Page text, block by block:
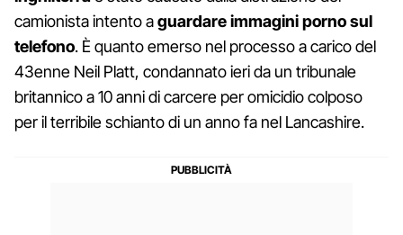
camionista intento aguardare immagini porno sul
telefono. È quanto emerso nel processo a carico del
43enne Neil Platt, condannato ieri da un tribunale
britannico a 10 anni di carcere per omicidio colposo
per il terribile schianto di un anno fa nel Lancashire.